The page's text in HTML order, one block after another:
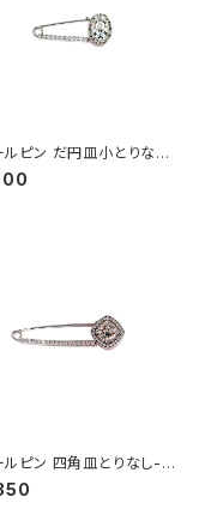
ルピン だ円皿小とりなし-
あり
ルピン 四角皿とりなし-大
り